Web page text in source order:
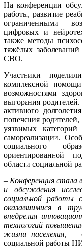
На конференции
работы, развитие
ограниченными
цифровых и
также методы
тяжёлых
СВО.
Участники
комплексной
возможностями
выгорания
активного
попечения родителей,
уязвимых
самореализации.
социального
ориентированной
области социальной
– Конференция стала
и обсуждения
социальной работы
оказавшимися в
внедрения
технологий
жизни населения, –
социальной работы